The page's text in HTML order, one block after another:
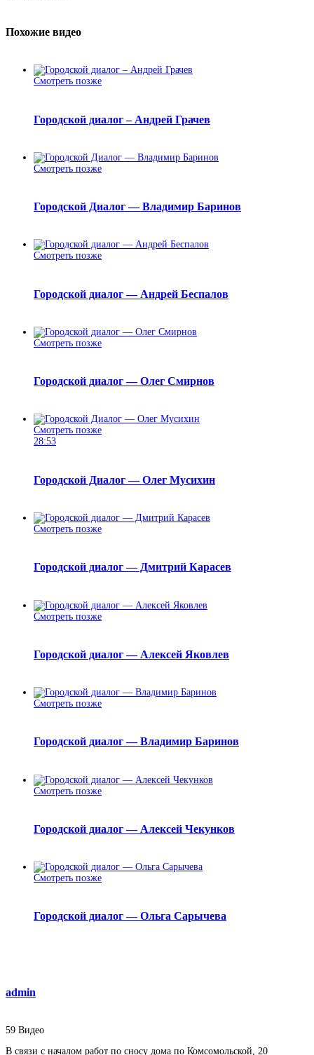
Похожие видео
Смотреть позже
Городской диалог – Андрей Грачев
Смотреть позже
Городской Диалог — Владимир Баринов
Смотреть позже
Городской диалог — Андрей Беспалов
Смотреть позже
Городской диалог — Олег Смирнов
Смотреть позже
28:53
Городской Диалог — Олег Мусихин
Смотреть позже
Городской диалог — Дмитрий Карасев
Смотреть позже
Городской диалог — Алексей Яковлев
Смотреть позже
Городской диалог — Владимир Баринов
Смотреть позже
Городской диалог — Алексей Чекунков
Смотреть позже
Городской диалог — Ольга Сарычева
admin
59 Видео
В связи с началом работ по сносу дома по Комсомольской, 20